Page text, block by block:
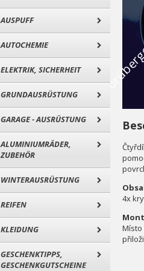
AUSPUFF
AUTOCHEMIE
ELEKTRIK, SICHERHEIT
GRUNDAUSRÜSTUNG
GARAGE - AUSRÜSTUNG
ALUMINIUMRÄDER,
ZUBEHÖR
WINTERAUSRÜSTUNG
REIFEN
KLEIDUNG
GESCHENKTIPPS,
GESCHENKGUTSCHEINE
4x